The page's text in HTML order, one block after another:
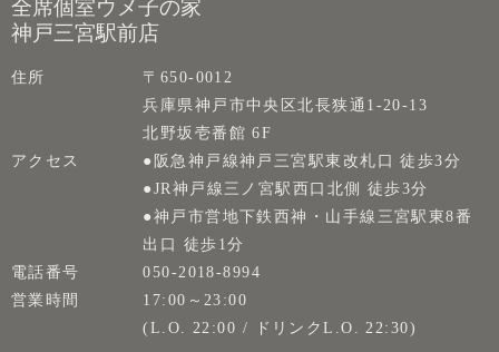
全席個室ウメ子の家
神戸三宮駅前店
住所
〒650-0012
兵庫県神戸市中央区北長狭通1-20-13
北野坂壱番館 6F
アクセス
●阪急神戸線神戸三宮駅東改札口 徒歩3分
●JR神戸線三ノ宮駅西口北側 徒歩3分
●神戸市営地下鉄西神・山手線三宮駅東8番
出口 徒歩1分
電話番号
050-2018-8994
営業時間
17:00～23:00
(L.O. 22:00 / ドリンクL.O. 22:30)